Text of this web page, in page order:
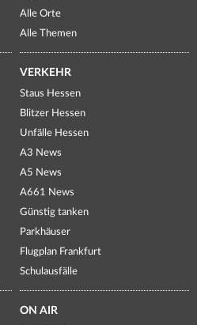
Alle Orte
Alle Themen
VERKEHR
Staus Hessen
Blitzer Hessen
Unfälle Hessen
A3 News
A5 News
A661 News
Günstig tanken
Parkhäuser
Flugplan Frankfurt
Schulausfälle
ON AIR